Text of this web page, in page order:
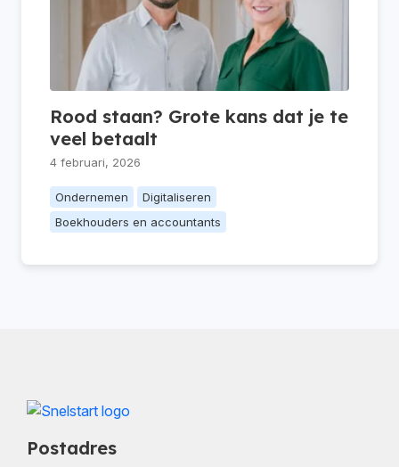
Rood staan? Grote kans dat je te
veel betaalt
4 februari, 2026
Ondernemen
Digitaliseren
Boekhouders en accountants
Postadres